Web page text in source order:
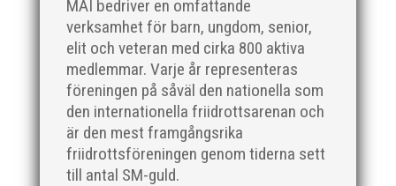
MAI bedriver en omfattande
verksamhet för barn, ungdom, senior,
elit och veteran med cirka 800 aktiva
medlemmar. Varje år representeras
föreningen på såväl den nationella som
den internationella friidrottsarenan och
är den mest framgångsrika
friidrottsföreningen genom tiderna sett
till antal SM-guld.
Götalandsmästerskapen är Västsvenska, Göteborg,...
I helgen anordnades Malmö Indoor Challenge i
Atleticum, en av MAI:s egna inomhusarrangemang
och med ungdom, senior och veterantävling i